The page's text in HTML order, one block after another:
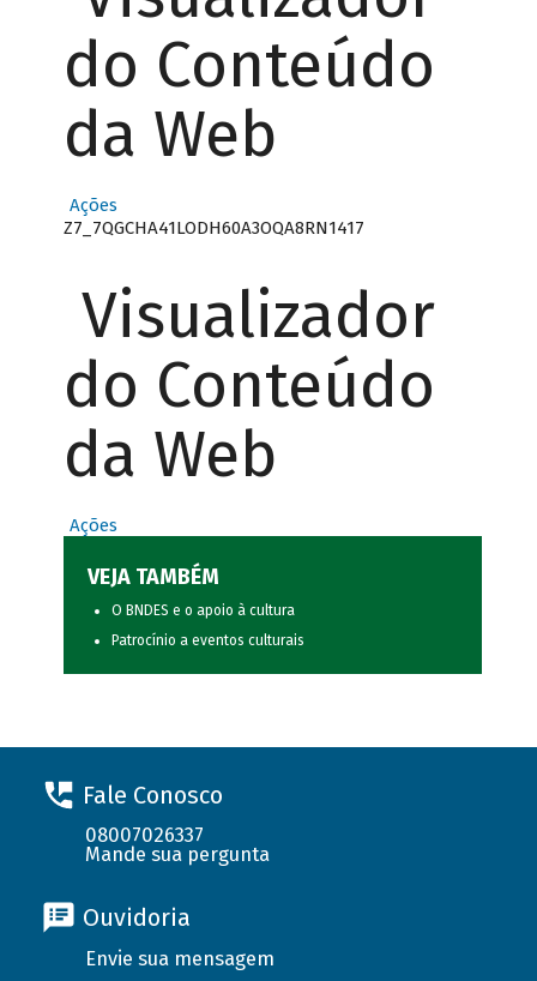
do Conteúdo
da Web
Ações
Z7_7QGCHA41LODH60A3OQA8RN1417
Visualizador
do Conteúdo
da Web
Ações
VEJA TAMBÉM
O BNDES e o apoio à cultura
Patrocínio a eventos culturais
Fale Conosco
08007026337
Mande sua pergunta
Ouvidoria
Envie sua mensagem